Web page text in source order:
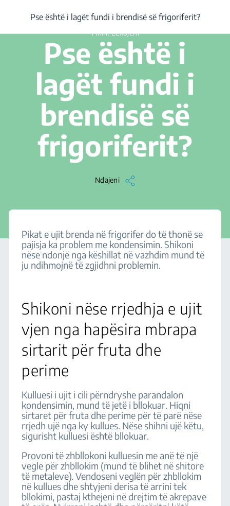
Pse është i lagët fundi i brendisë së frigoriferit?
1 min. Lexojeni
Pse është i
lagët fundi i
brendisë së
frigoriferit?
Ndajeni
Pse është i lagët fundi i brendisë së frigoriferit?
Pikat e ujit brenda në frigorifer do të thonë se
pajisja ka problem me kondensimin. Shikoni
nëse ndonjë nga këshillat në vazhdim mund të
ju ndihmojnë të zgjidhni problemin.
Shikoni nëse rrjedhja e ujit
vjen nga hapësira mbrapa
sirtarit për fruta dhe
perime
Kulluesi i ujit i cili përndryshe parandalon
kondensimin, mund të jetë i bllokuar. Hiqni
sirtaret për fruta dhe perime për të parë nëse
rrjedh ujë nga ky kullues. Nëse shihni ujë këtu,
sigurisht kulluesi është bllokuar.
Provoni të zhbllokoni kulluesin me anë të një
vegle për zhbllokim (mund të blihet në shitore
të metaleve). Vendoseni veglën për zhbllokim
në kullues dhe shtyjeni derisa të arrini tek
bllokimi, pastaj kthejeni në drejtim të akrepave